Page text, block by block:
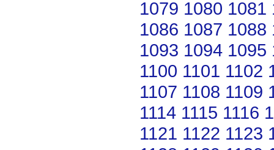
1079 1080 1081
1086 1087 1088
1093 1094 1095
1100 1101 1102
1107 1108 1109
1114 1115 1116
1121 1122 1123